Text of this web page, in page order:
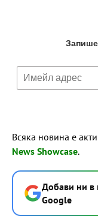
Всяка новина е
News Showcase.
Добави ни в
Google